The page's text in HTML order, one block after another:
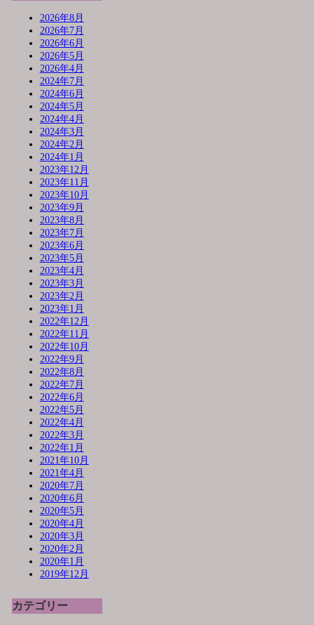
2026年8月
2026年7月
2026年6月
2026年5月
2026年4月
2024年7月
2024年6月
2024年5月
2024年4月
2024年3月
2024年2月
2024年1月
2023年12月
2023年11月
2023年10月
2023年9月
2023年8月
2023年7月
2023年6月
2023年5月
2023年4月
2023年3月
2023年2月
2023年1月
2022年12月
2022年11月
2022年10月
2022年9月
2022年8月
2022年7月
2022年6月
2022年5月
2022年4月
2022年3月
2022年1月
2021年10月
2021年4月
2020年7月
2020年6月
2020年5月
2020年4月
2020年3月
2020年2月
2020年1月
2019年12月
カテゴリー